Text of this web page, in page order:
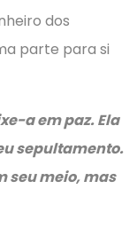
dos
parte para si
a em paz. Ela
sepultamento.
seu meio, mas